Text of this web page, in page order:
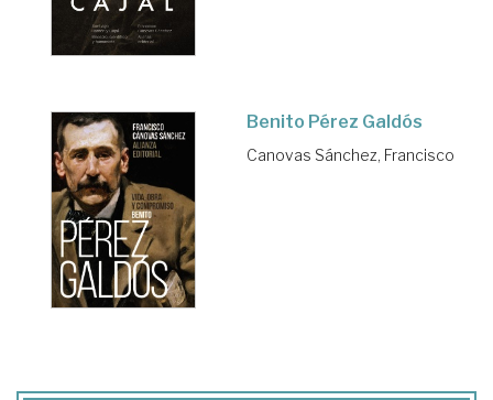
Benito Pérez Galdós
Canovas Sánchez, Francisco